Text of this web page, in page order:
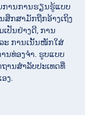
ການການຮຽນຮູ້ແບບ
ສຶກສາມັກຖືກອ້າງເຖິງ
ປັນຢ່າງດີ, ການ
ະ ການເນັ້ນໜັກໃສ່
ນທ່ອງຈຳ. ຮູບແບບ
ານສຳລັບປະເທດທີ່
ງ.